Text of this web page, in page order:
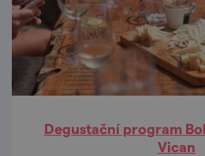
Degustační program
Vican